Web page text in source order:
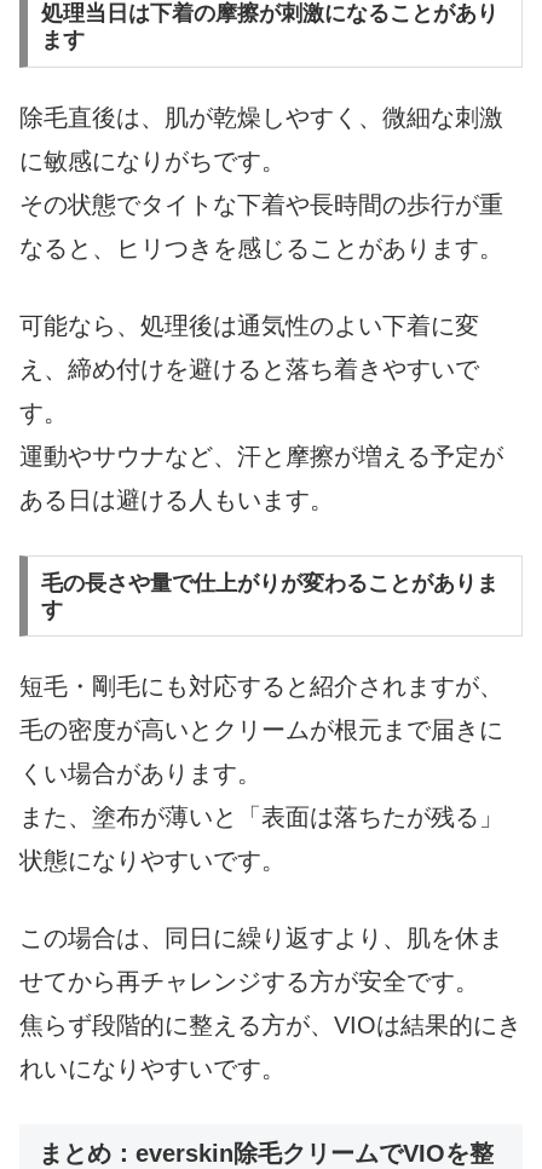
処理当日は下着の摩擦が刺激になることがあり
ます
除毛直後は、肌が乾燥しやすく、微細な刺激
に敏感になりがちです。
その状態でタイトな下着や長時間の歩行が重
なると、ヒリつきを感じることがあります。
可能なら、処理後は通気性のよい下着に変
え、締め付けを避けると落ち着きやすいで
す。
運動やサウナなど、汗と摩擦が増える予定が
ある日は避ける人もいます。
毛の長さや量で仕上がりが変わることがありま
す
短毛・剛毛にも対応すると紹介されますが、
毛の密度が高いとクリームが根元まで届きに
くい場合があります。
また、塗布が薄いと「表面は落ちたが残る」
状態になりやすいです。
この場合は、同日に繰り返すより、肌を休ま
せてから再チャレンジする方が安全です。
焦らず段階的に整える方が、VIOは結果的にき
れいになりやすいです。
まとめ：everskin除毛クリームでVIOを整